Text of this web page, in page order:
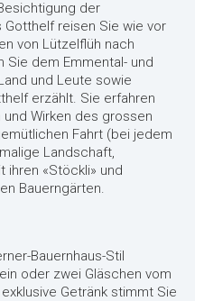
der
reisen Sie wie vor
von Lützelflüh nach
Sie dem Emmental- und
und Leute sowie
erzählt. Sie erfahren
Wirken des grossen
Fahrt (bei jedem
Landschaft,
ihren «Stöckli» und
Bauerngärten.
Bauernhaus-Stil
oder zwei Gläschen vom
Getränk stimmt Sie